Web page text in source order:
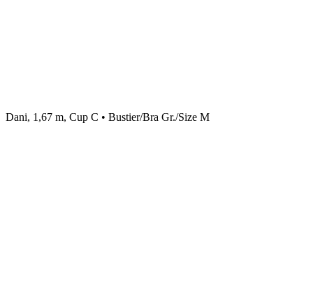
Dani, 1,67 m, Cup C • Bustier/Bra Gr./Size M